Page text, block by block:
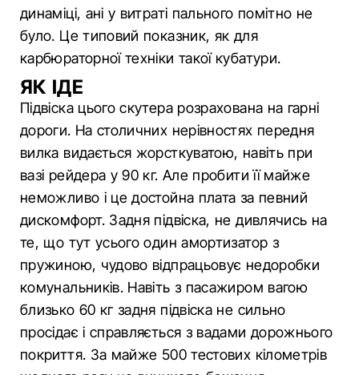
динаміці, ані у витраті пального помітно не
було. Це типовий показник, як для
карбюраторної техніки такої кубатури.
ЯК ІДЕ
Підвіска цього скутера розрахована на гарні
дороги. На столичних нерівностях передня
вилка видається жорсткуватою, навіть при
вазі рейдера у 90 кг. Але пробити її майже
неможливо і це достойна плата за певний
дискомфорт. Задня підвіска, не дивлячись на
те, що тут усього один амортизатор з
пружиною, чудово відпрацьовує недоробки
комунальників. Навіть з пасажиром вагою
близько 60 кг задня підвіска не сильно
просідає і справляється з вадами дорожнього
покриття. За майже 500 тестових кілометрів